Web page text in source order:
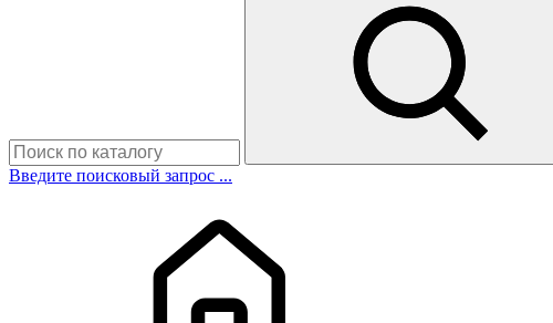
Введите поисковый запрос ...